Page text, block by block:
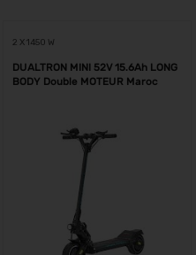
2 X 1450 W
DUALTRON MINI 52V 15.6Ah LONG
BODY Double MOTEUR Maroc